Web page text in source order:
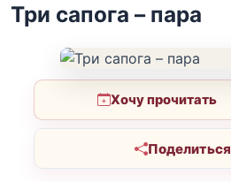
Три сапога – пара
Хочу прочитать
Поделиться